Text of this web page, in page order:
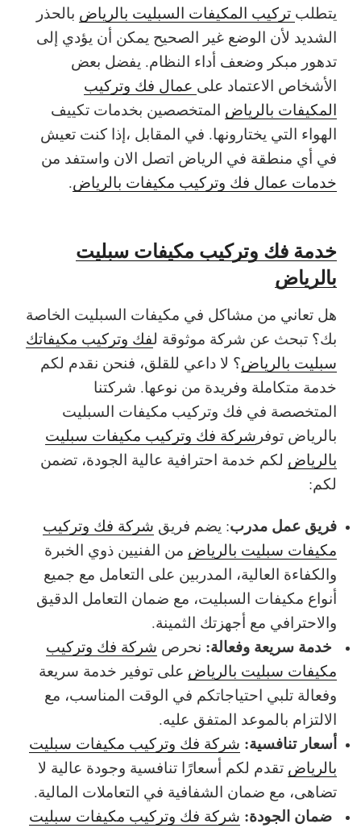
يتطلب تركيب المكيفات السبليت بالرياض بالحذر
الشديد لأن الوضع غير الصحيح يمكن أن يؤدي إلى
تدهور مبكر وضعف أداء النظام. يفضل بعض
الأشخاص الاعتماد على عمال فك وتركيب
المكيفات بالرياض المتخصصين بخدمات تكييف
الهواء التي يختارونها. في المقابل ،إذا كنت تعيش
في أي منطقة في الرياض اتصل الان واستفد من
خدمات عمال فك وتركيب مكيفات بالرياض.
خدمة فك وتركيب مكيفات سبليت
بالرياض
هل تعاني من مشاكل في مكيفات السبليت الخاصة
بك؟ تبحث عن شركة موثوقة لفك وتركيب مكيفاتك
سبليت بالرياض؟ لا داعي للقلق، فنحن نقدم لكم
خدمة متكاملة وفريدة من نوعها. شركتنا
المتخصصة في فك وتركيب مكيفات السبليت
بالرياض توفر شركة فك وتركيب مكيفات سبليت
بالرياض لكم خدمة احترافية عالية الجودة، تضمن
لكم:
فريق عمل مدرب: يضم فريق شركة فك وتركيب
مكيفات سبليت بالرياض من الفنيين ذوي الخبرة
والكفاءة العالية، المدربين على التعامل مع جميع
أنواع مكيفات السبليت، مع ضمان التعامل الدقيق
والاحترافي مع أجهزتك الثمينة.
خدمة سريعة وفعالة: نحرص شركة فك وتركيب
مكيفات سبليت بالرياض على توفير خدمة سريعة
وفعالة تلبي احتياجاتكم في الوقت المناسب، مع
الالتزام بالموعد المتفق عليه.
أسعار تنافسية: شركة فك وتركيب مكيفات سبليت
بالرياض تقدم لكم أسعارًا تنافسية وجودة عالية لا
تضاهى، مع ضمان الشفافية في التعاملات المالية.
ضمان الجودة: شركة فك وتركيب مكيفات سبليت